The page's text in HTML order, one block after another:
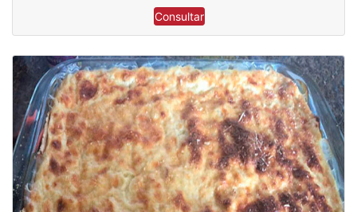
Consultar